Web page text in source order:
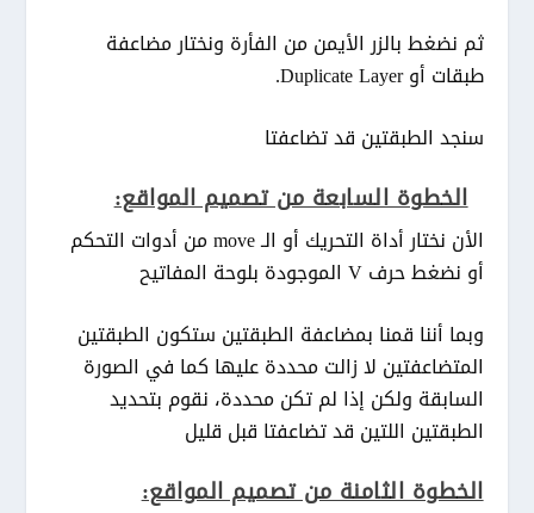
ثم نضغط بالزر الأيمن من الفأرة ونختار مضاعفة
طبقات أو Duplicate Layer.
سنجد الطبقتين قد تضاعفتا
الخطوة السابعة من تصميم المواقع:
الأن نختار أداة التحريك أو الـ move من أدوات التحكم
أو نضغط حرف V الموجودة بلوحة المفاتيح
وبما أننا قمنا بمضاعفة الطبقتين ستكون الطبقتين
المتضاعفتين لا زالت محددة عليها كما في الصورة
السابقة ولكن إذا لم تكن محددة، نقوم بتحديد
الطبقتين اللتين قد تضاعفتا قبل قليل
الخطوة الثامنة من تصميم المواقع: